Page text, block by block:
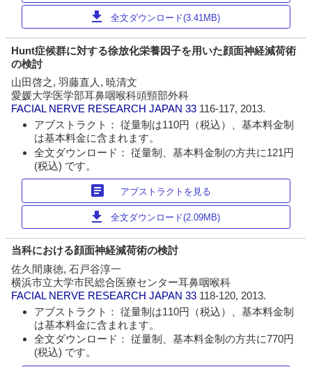
download 全文ダウンロード(3.41MB)
Hunt症候群に対する徐放化栄養因子を用いた顔面神経減荷術
の検討
山田啓之, 羽藤直人, 暁清文
愛媛大学医学部耳鼻咽喉科頭頸部外科
FACIAL NERVE RESEARCH JAPAN 33 116-117, 2013.
アブストラクト： 従量制は110円（税込）、基本料金制
は基本料金に含まれます。
全文ダウンロード： 従量制、基本料金制の方共に121円
(税込) です。
article アブストラクトを見る
download 全文ダウンロード(2.09MB)
当科における顔面神経減荷術の検討
佐久間康徳, 石戸谷淳一
横浜市立大学市民総合医療センター耳鼻咽喉科
FACIAL NERVE RESEARCH JAPAN 33 118-120, 2013.
アブストラクト： 従量制は110円（税込）、基本料金制
は基本料金に含まれます。
全文ダウンロード： 従量制、基本料金制の方共に770円
(税込) です。